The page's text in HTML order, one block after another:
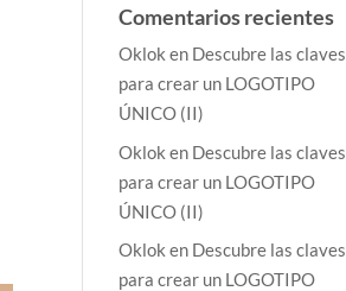
Comentarios recientes
Oklok en Descubre las claves
para crear un LOGOTIPO
ÚNICO (II)
Oklok en Descubre las claves
para crear un LOGOTIPO
ÚNICO (II)
Oklok en Descubre las claves
para crear un LOGOTIPO